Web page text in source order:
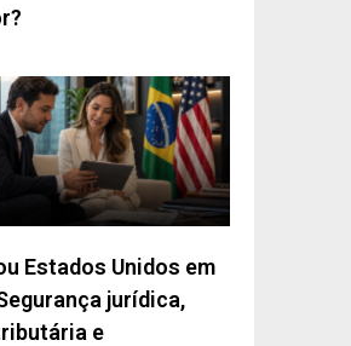
Estados Unidos em
jurídica,
e